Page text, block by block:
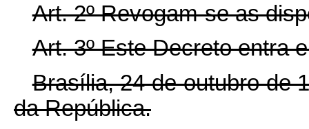
Art. 2º Revogam-se as
Art. 3º Este Decreto entra
Brasília, 24 de outubro de
da República.